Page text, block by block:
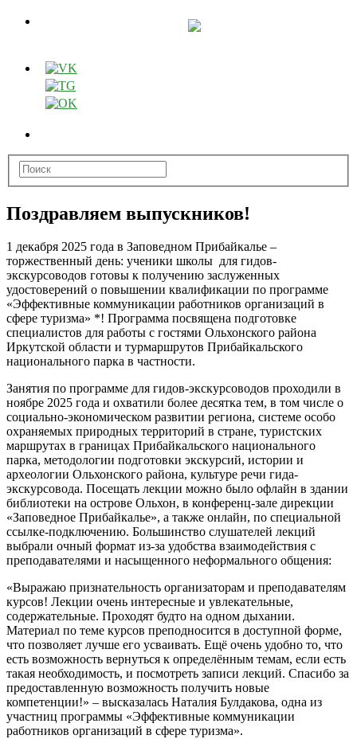
Поздравляем выпускников!
1 декабря 2025 года в Заповедном Прибайкалье –
торжественный день: ученики школы для гидов-
экскурсоводов готовы к получению заслуженных
удостоверений о повышении квалификации по программе
«Эффективные коммуникации работников организаций в
сфере туризма» *! Программа посвящена подготовке
специалистов для работы с гостями Ольхонского района
Иркутской области и турмаршрутов Прибайкальского
национального парка в частности.
Занятия по программе для гидов-экскурсоводов проходили в
ноябре 2025 года и охватили более десятка тем, в том числе о
социально-экономическом развитии региона, системе особо
охраняемых природных территорий в стране, туристских
маршрутах в границах Прибайкальского национального
парка, методологии подготовки экскурсий, истории и
археологии Ольхонского района, культуре речи гида-
экскурсовода. Посещать лекции можно было офлайн в здании
библиотеки на острове Ольхон, в конференц-зале дирекции
«Заповедное Прибайкалье», а также онлайн, по специальной
ссылке-подключению. Большинство слушателей лекций
выбрали очный формат из-за удобства взаимодействия с
преподавателями и насыщенного неформального общения:
«Выражаю признательность организаторам и преподавателям
курсов! Лекции очень интересные и увлекательные,
содержательные. Проходят будто на одном дыхании.
Материал по теме курсов преподносится в доступной форме,
что позволяет лучше его усваивать. Ещё очень удобно то, что
есть возможность вернуться к определённым темам, если есть
такая необходимость, и посмотреть записи лекций. Спасибо за
предоставленную возможность получить новые
компетенции!» – высказалась Наталия Булдакова, одна из
участниц программы «Эффективные коммуникации
работников организаций в сфере туризма».